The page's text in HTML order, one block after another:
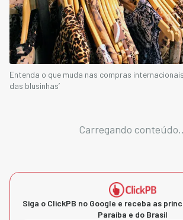
Entenda o que muda nas compras
das blusinhas’
Carregando
Siga o ClickPB no Google e receba as
Paraíba e do Brasil